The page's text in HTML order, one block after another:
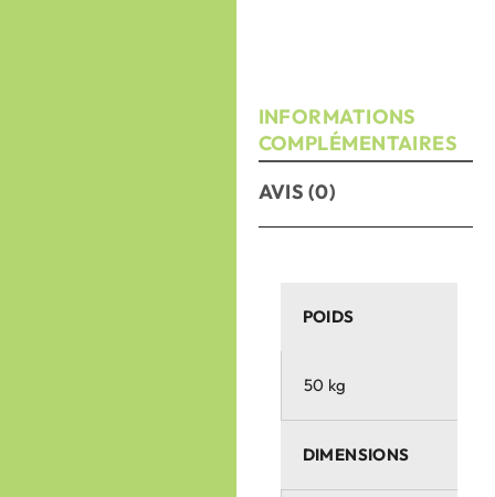
INFORMATIONS
COMPLÉMENTAIRES
AVIS (0)
POIDS
50 kg
DIMENSIONS